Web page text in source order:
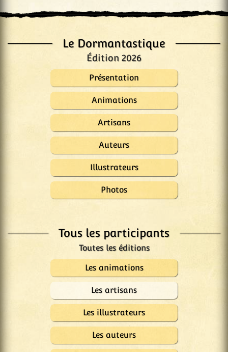
Le Dormantastique
Édition 2026
Présentation
Animations
Artisans
Auteurs
Illustrateurs
Photos
Tous les participants
Les animations
Les artisans
Les illustrateurs
Les auteurs